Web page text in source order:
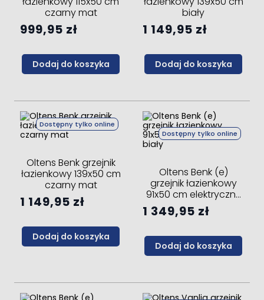
czarny mat
999,95 zł
Dodaj do koszyka
biały
1 149,95 zł
Dodaj do koszyka
Dostępny tylko online
Oltens Benk grzejnik
łazienkowy 139x50 cm
czarny mat
1 149,95 zł
Dodaj do koszyka
Dostępny tylko online
Oltens Benk (e)
grzejnik łazienkowy
91x50 cm elektryczny
biały
1 349,95 zł
Dodaj do koszyka